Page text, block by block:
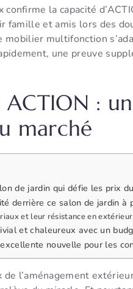
la capacité
famille et amis lors des
multifonction
une preuve
:
marché
de jardin qui défie les prix
derrière ce salon de jardin à
et leur résistance en extérieur
et chaleureux avec un
nouvelle pour les
l’aménagement